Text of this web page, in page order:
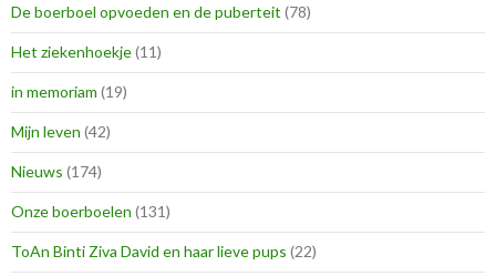
De boerboel opvoeden en de puberteit (78)
Het ziekenhoekje(11)
in memoriam (19)
Mijn leven (42)
Nieuws (174)
Onze boerboelen (131)
ToAn Binti Ziva David en haar lieve pups (22)